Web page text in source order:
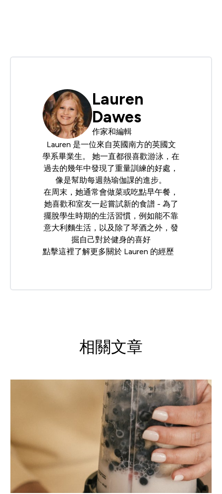
Lauren
Dawes
作家和編輯
Lauren 是一位來自英國南方的英國文
學系畢業生。 她一直都很喜歡游泳，在
過去的幾年中發現了重量訓練的好處，
像是幫助每週熱瑜伽課的進步。
在周末，她通常會做菜或吃點早午餐，
她喜歡和室友一起嘗試新的食譜 - 為了
擺脫學生時期的生活習慣，例如能不靠
意大利麵生活，以及除了琴酒之外，發
掘自己對於健身的喜好
點擊這裡了解更多關於 Lauren 的經歷
相關文章